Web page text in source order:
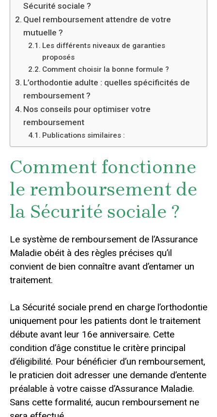
Sécurité sociale ?
Quel remboursement attendre de votre
mutuelle ?
Les différents niveaux de garanties
proposés
Comment choisir la bonne formule ?
L’orthodontie adulte : quelles spécificités de
remboursement ?
Nos conseils pour optimiser votre
remboursement
Publications similaires :
Comment fonctionne
le remboursement de
la Sécurité sociale ?
Le système de remboursement de l’Assurance
Maladie obéit à des règles précises qu’il
convient de bien connaître avant d’entamer un
traitement.
La Sécurité sociale prend en charge l’orthodontie
uniquement pour les patients dont le traitement
débute avant leur 16e anniversaire. Cette
condition d’âge constitue le critère principal
d’éligibilité. Pour bénéficier d’un remboursement,
le praticien doit adresser une demande d’entente
préalable à votre caisse d’Assurance Maladie.
Sans cette formalité, aucun remboursement ne